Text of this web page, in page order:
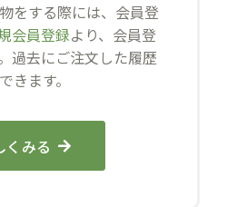
をする際には、会員登
会員登録より、会員登
過去にご注文した履歴
きます。
くみる